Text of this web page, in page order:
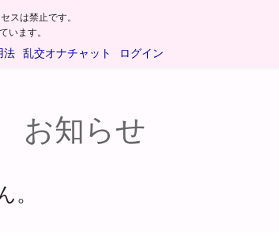
スは禁止です。
います。
法 乱交オナチャット ログイン
お知らせ